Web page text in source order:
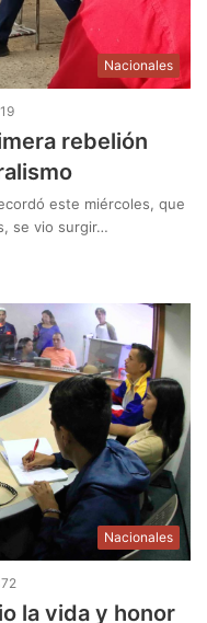
Nacionales
rebelión
este miércoles, que
se vio surgir…
Nacionales
la vida y honor